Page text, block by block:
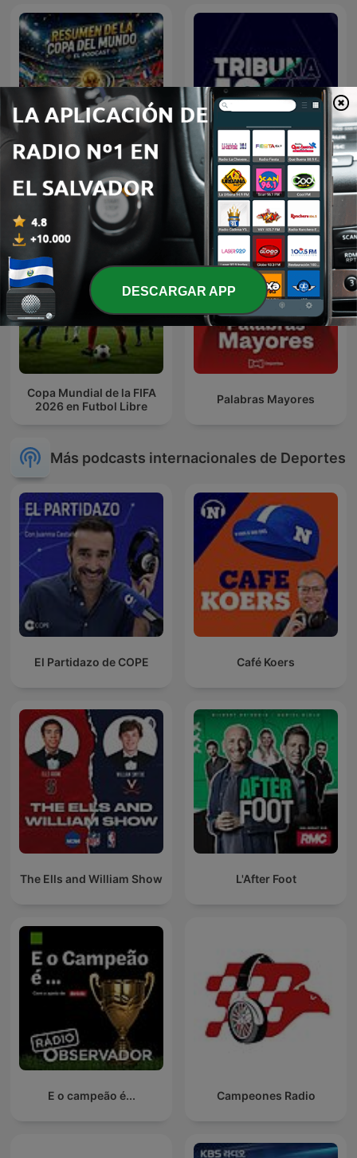
Resumen del Mundial
2026
Tribuna 1077
Copa Mundial de la FIFA
2026 en Futbol Libre
Palabras Mayores
Más podcasts internacionales de Deportes
El Partidazo de COPE Café Koers
The Ells and William Show L'After Foot
E o campeão é... Campeones Radio
DESCARGAR APP